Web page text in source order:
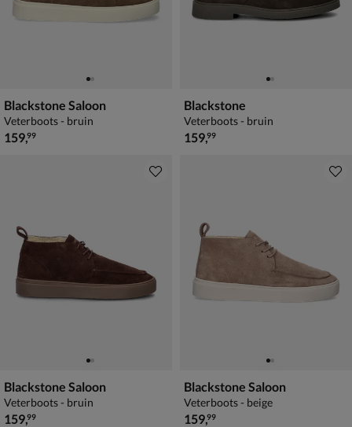
Blackstone Saloon
Veterboots - bruin
€ 159,99
159,99
Blackstone
Veterboots - bruin
€ 159,99
159,99
Blackstone Saloon
Veterboots - bruin
€ 159,99
159,99
Blackstone Saloon
Veterboots - beige
€ 159,99
159,99